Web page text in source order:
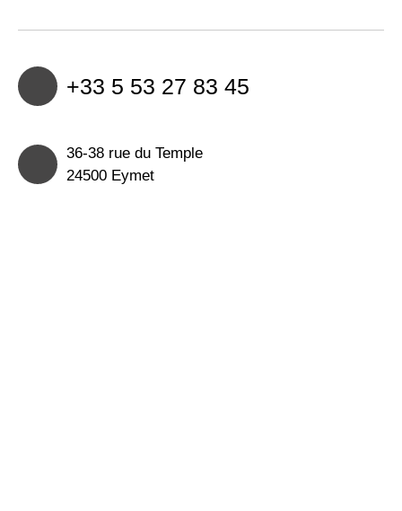
+33 5 53 27 83 45
36-38 rue du Temple
24500 Eymet